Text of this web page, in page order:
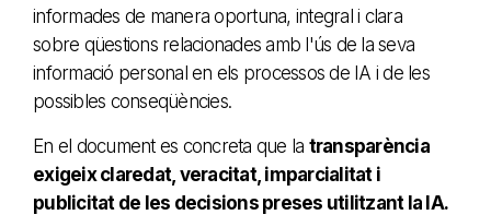
informades de manera oportuna, integral i clara
sobre qüestions relacionades amb l'ús de la seva
informació personal en els processos de IA i de les
possibles conseqüències.
En el document es concreta que la transparència
exigeix claredat, veracitat, imparcialitat i
publicitat de les decisions preses utilitzant la IA.